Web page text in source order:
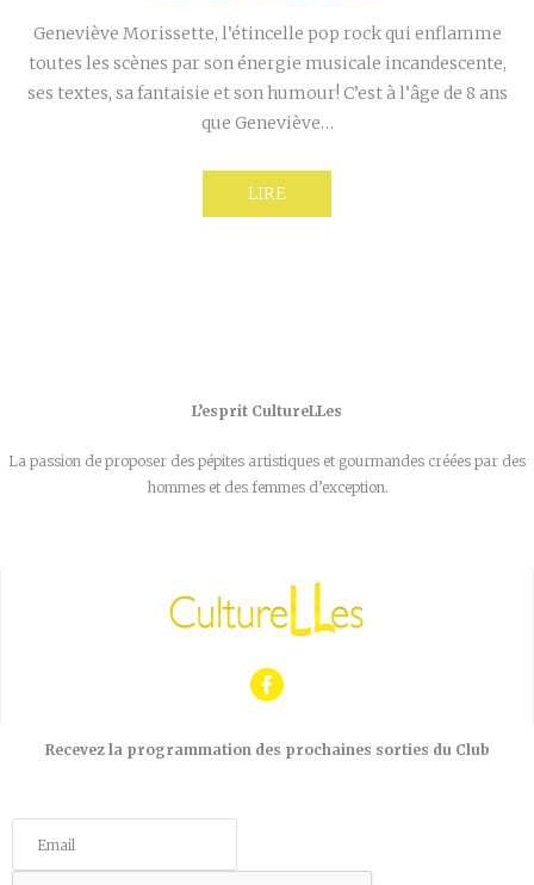
Geneviève Morissette, l’étincelle pop rock qui enflamme
toutes les scènes par son énergie musicale incandescente,
ses textes, sa fantaisie et son humour! C’est à l’âge de 8 ans
que Geneviève…
LIRE
L’esprit CultureLLes
La passion de proposer des pépites artistiques et gourmandes créées par des
hommes et des femmes d’exception.
Recevez la programmation des prochaines sorties du Club